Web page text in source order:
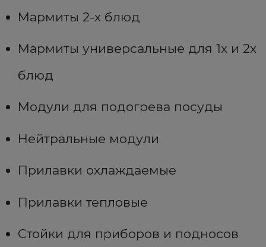
Мармиты 2-х блюд
Мармиты универсальные для 1х и 2х
блюд
Модули для подогрева посуды
Нейтральные модули
Прилавки охлаждаемые
Прилавки тепловые
Стойки для приборов и подносов